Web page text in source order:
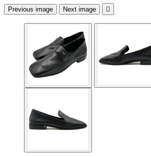
Previous image Next image 